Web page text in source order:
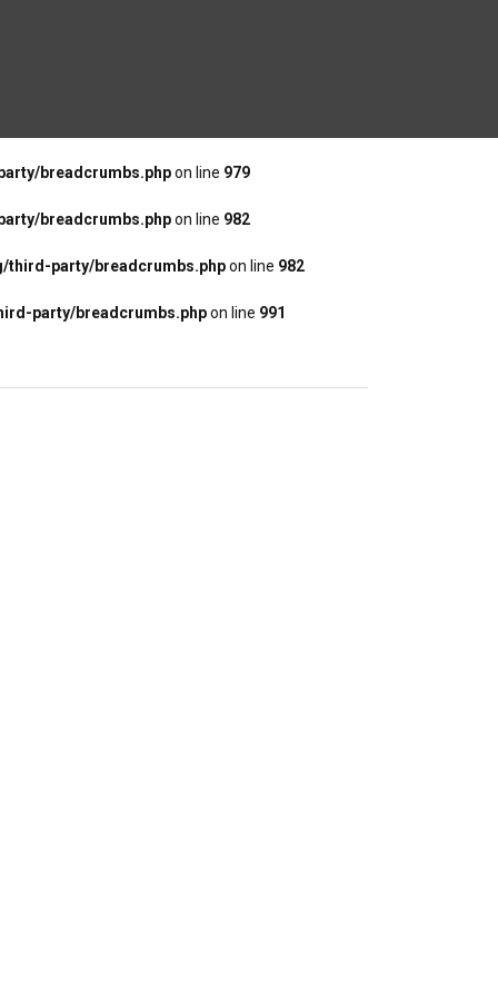
breadcrumbs.phpon line 979
breadcrumbs.phpon line 982
third-party/breadcrumbs.phpon line 982
party/breadcrumbs.phpon line 991